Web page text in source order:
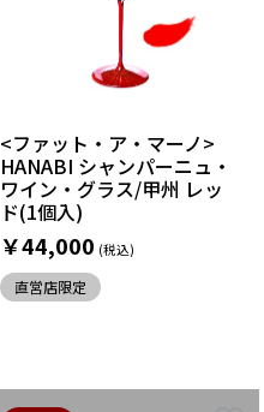
<ファット・ア・マーノ>
HANABI シャンパーニュ・
ワイン・グラス/甲州 レッ
ド(1個入)
￥44,000
直営店限定